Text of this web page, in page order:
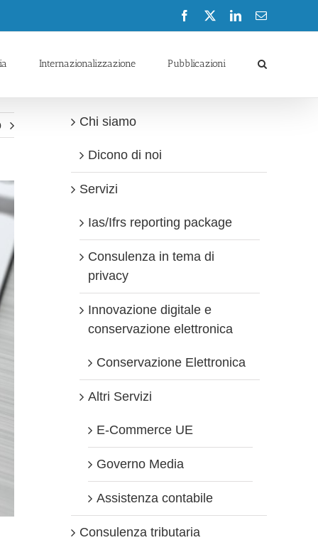
Facebook LinkedInEmail
Internazionalizzazione Pubblicazioni
Chi siamo
Dicono di noi
Servizi
Ias/Ifrs reporting package
Consulenza in tema di
privacy
Innovazione digitale e
conservazione elettronica
Conservazione Elettronica
Altri Servizi
E-Commerce UE
Governo Media
Assistenza contabile
Consulenza tributaria